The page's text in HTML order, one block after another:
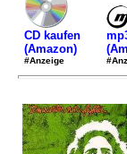
CD kaufen
(Amazon)
#Anzeige